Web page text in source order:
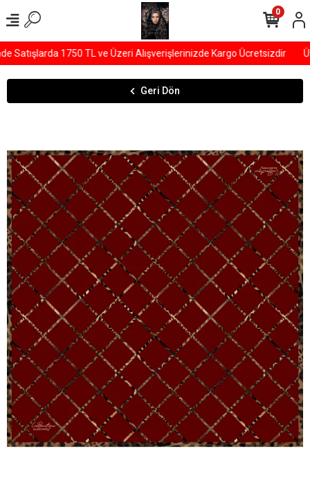
Satışlarda 1750 TL ve Üzeri Alışverişlerinizde Kargo Ücretsizdir
0
Geri Dön